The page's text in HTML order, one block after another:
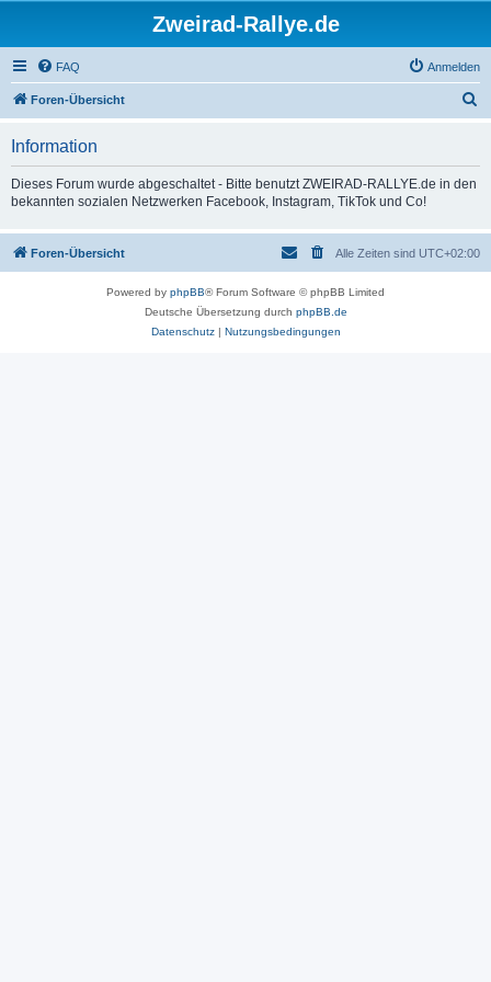
Zweirad-Rallye.de
FAQ Anmelden
Foren-Übersicht
Information
Dieses Forum wurde abgeschaltet - Bitte benutzt ZWEIRAD-RALLYE.de in den
bekannten sozialen Netzwerken Facebook, Instagram, TikTok und Co!
Foren-Übersicht Alle Zeiten sind UTC+02:00
Powered by phpBB® Forum Software © phpBB Limited
Deutsche Übersetzung durch phpBB.de
Datenschutz| Nutzungsbedingungen